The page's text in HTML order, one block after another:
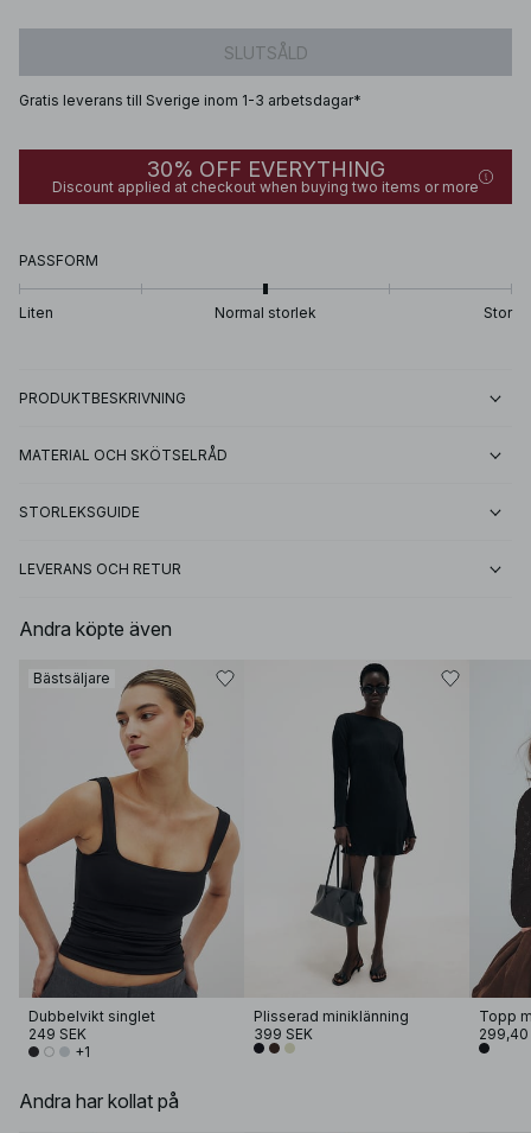
SLUTSÅLD
Gratis leverans till Sverige inom 1-3 arbetsdagar*
30% OFF EVERYTHING
Discount applied at checkout when buying two items or more
PASSFORM
Liten Normal storlek Stor
PRODUKTBESKRIVNING
MATERIAL OCH SKÖTSELRÅD
STORLEKSGUIDE
LEVERANS OCH RETUR
Andra köpte även
Bästsäljare
Dubbelvikt singlet
249 SEK
+1
Plisserad miniklänning
399 SEK
Topp
299,40
Andra har kollat på